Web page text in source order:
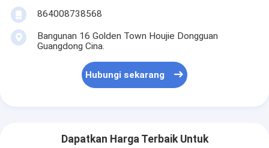
864008738568
Bangunan 16 Golden Town Houjie Dongguan
Guangdong Cina.
Hubungi sekarang
Dapatkan Harga Terbaik Untuk